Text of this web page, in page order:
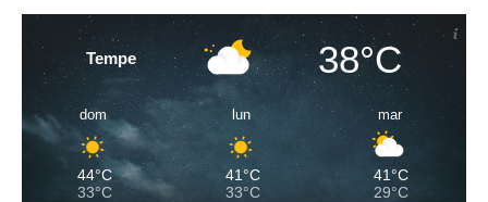
Tempe 38°C
dom
44°C
33°C
lun
41°C
33°C
mar
41°C
29°C